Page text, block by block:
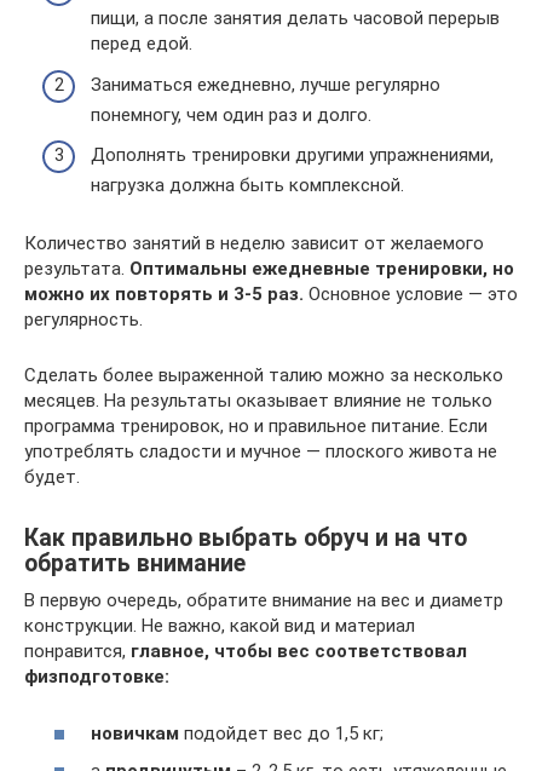
пищи, а после занятия делать часовой перерыв
перед едой.
Заниматься ежедневно, лучше регулярно
понемногу, чем один раз и долго.
Дополнять тренировки другими упражнениями,
нагрузка должна быть комплексной.
Количество занятий в неделю зависит от желаемого
результата. Оптимальны ежедневные тренировки, но
можно их повторять и 3-5 раз. Основное условие — это
регулярность.
Сделать более выраженной талию можно за несколько
месяцев. На результаты оказывает влияние не только
программа тренировок, но и правильное питание. Если
употреблять сладости и мучное — плоского живота не
будет.
Как правильно выбрать обруч и на что
обратить внимание
В первую очередь, обратите внимание на вес и диаметр
конструкции. Не важно, какой вид и материал
понравится, главное, чтобы вес соответствовал
физподготовке:
новичкам подойдет вес до 1,5 кг;